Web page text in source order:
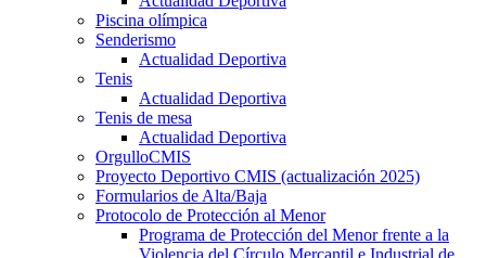
Piscina olímpica
Senderismo
Actualidad Deportiva
Tenis
Actualidad Deportiva
Tenis de mesa
Actualidad Deportiva
OrgulloCMIS
Proyecto Deportivo CMIS (actualización 2025)
Formularios de Alta/Baja
Protocolo de Protección al Menor
Programa de Protección del Menor frente a la